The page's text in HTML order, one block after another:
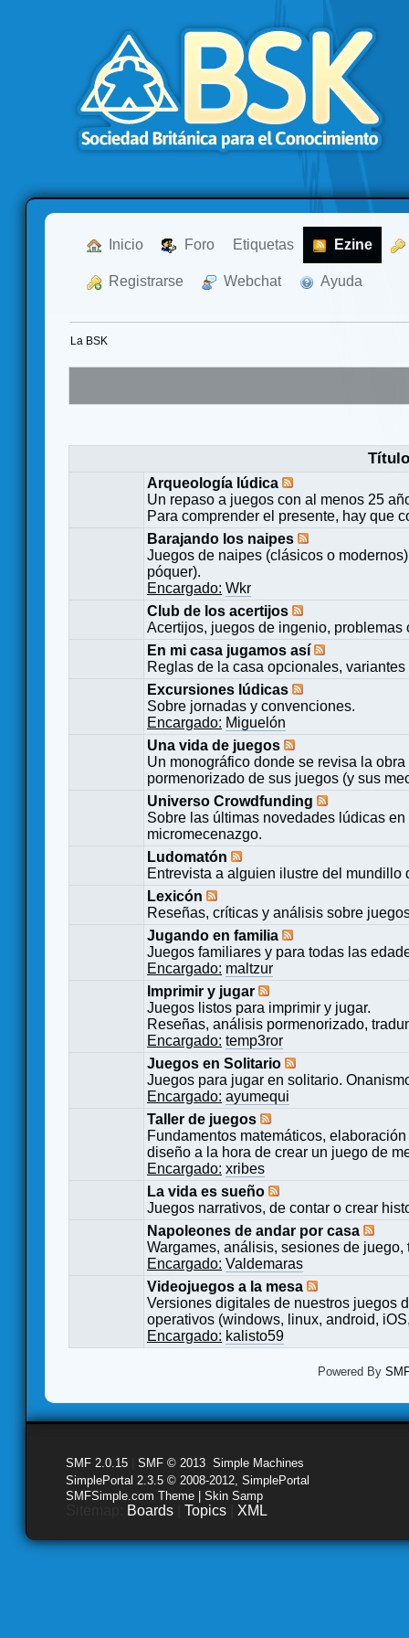
Inicio Foro Etiquetas Ezine
Registrarse Webchat Ayuda
La BSK
Título
Arqueología lúdica
Un repaso a juegos con al menos 25
Para comprender el presente, hay que
Barajando los naipes
Juegos de naipes (clásicos o
póquer).
Encargado: Wkr
Club de los acertijos
Acertijos, juegos de ingenio,
En mi casa jugamos así
Reglas de la casa opcionales,
Excursiones lúdicas
Sobre jornadas y convenciones.
Encargado: Miguelón
Una vida de juegos
Un monográfico donde se revisa la
pormenorizado de sus juegos (y sus
Universo Crowdfunding
Sobre las últimas novedades lúdicas
micromecenazgo.
Ludomatón
Entrevista a alguien ilustre del mundillo
Lexicón
Reseñas, críticas y análisis sobre
Jugando en familia
Juegos familiares y para todas las
Encargado: maltzur
Imprimir y jugar
Juegos listos para imprimir y jugar.
Reseñas, análisis pormenorizado,
Encargado: temp3ror
Juegos en Solitario
Juegos para jugar en solitario.
Encargado: ayumequi
Taller de juegos
Fundamentos matemáticos,
diseño a la hora de crear un juego de
Encargado: xribes
La vida es sueño
Juegos narrativos, de contar o crear
Napoleones de andar por casa
Wargames, análisis, sesiones de
Encargado: Valdemaras
Videojuegos a la mesa
Versiones digitales de nuestros juegos
operativos (windows, linux, android,
Encargado: kalisto59
Powered By
SMF 2.0.15 SMF © 2013 Simple Machines
SimplePortal 2.3.5 © 2008-2012, SimplePortal
SMFSimple.com Theme | Skin Samp
Boards Topics XML